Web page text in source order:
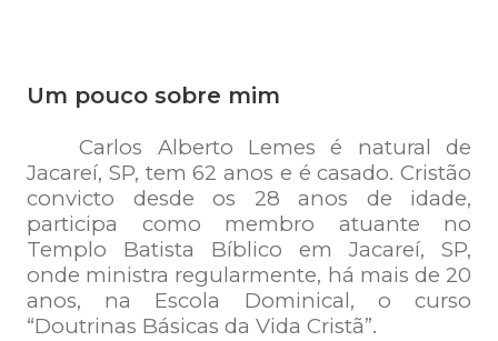
Um pouco sobre mim
Carlos Alberto Lemes é natural de
Jacareí, SP, tem 62 anos e é casado. Cristão
convicto desde os 28 anos de idade,
participa como membro atuante no
Templo Batista Bíblico em Jacareí, SP,
onde ministra regularmente, há mais de 20
anos, na Escola Dominical, o curso
“Doutrinas Básicas da Vida Cristã”.